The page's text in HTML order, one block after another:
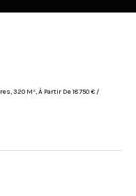
320 M², À Partir De 18 750 € /